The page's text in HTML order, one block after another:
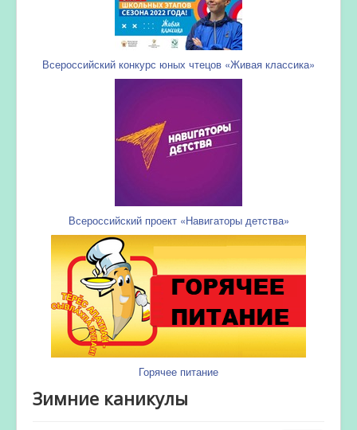
Всероссийский конкурс юных чтецов «Живая классика»
Всероссийский проект «Навигаторы детства»
Горячее питание
Зимние каникулы